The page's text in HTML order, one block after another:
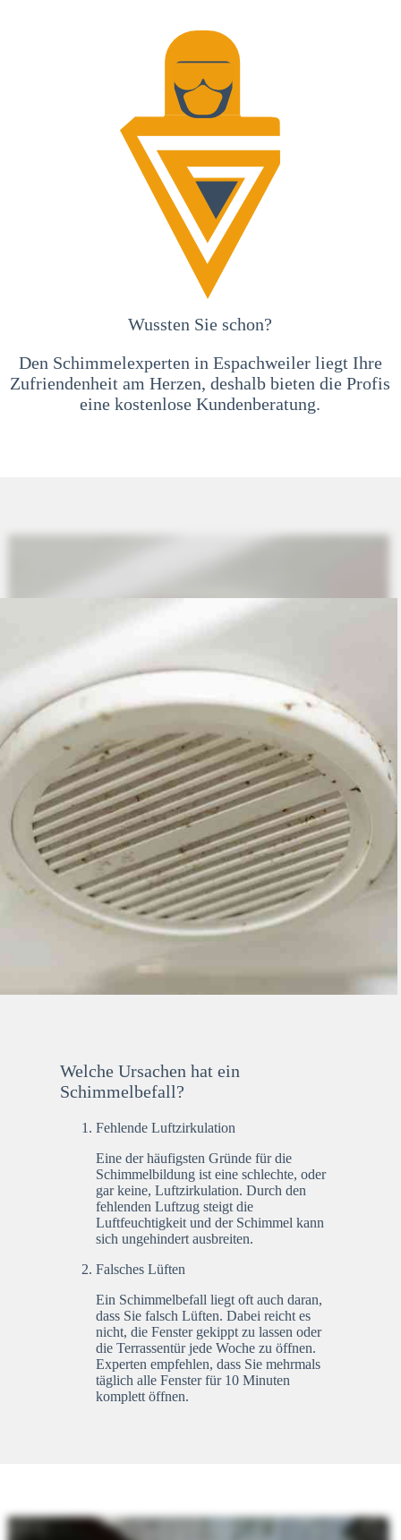
Wussten Sie schon?
Den Schimmelexperten in Espachweiler liegt Ihre
Zufriendenheit am Herzen, deshalb bieten die Profis
eine kostenlose Kundenberatung.
Welche Ursachen hat ein
Schimmelbefall?
Fehlende Luftzirkulation
Eine der häufigsten Gründe für die
Schimmelbildung ist eine schlechte, oder
gar keine, Luftzirkulation. Durch den
fehlenden Luftzug steigt die
Luftfeuchtigkeit und der Schimmel kann
sich ungehindert ausbreiten.
Falsches Lüften
Ein Schimmelbefall liegt oft auch daran,
dass Sie falsch Lüften. Dabei reicht es
nicht, die Fenster gekippt zu lassen oder
die Terrassentür jede Woche zu öffnen.
Experten empfehlen, dass Sie mehrmals
täglich alle Fenster für 10 Minuten
komplett öffnen.